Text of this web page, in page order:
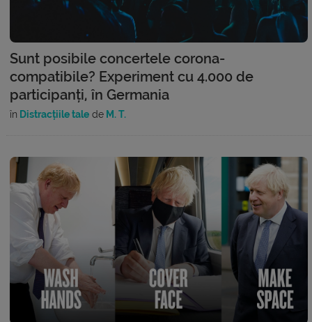
Sunt posibile concertele corona-
compatibile? Experiment cu 4.000 de
participanți, în Germania
în Distracțiile tale de M. T.